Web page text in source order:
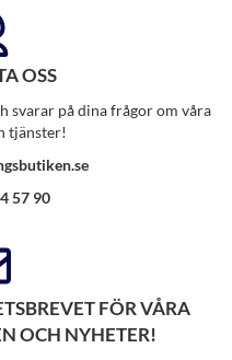
OSS
svarar på dina frågor om våra
tjänster!
57 90
FÖR VÅRA
OCH NYHETER!